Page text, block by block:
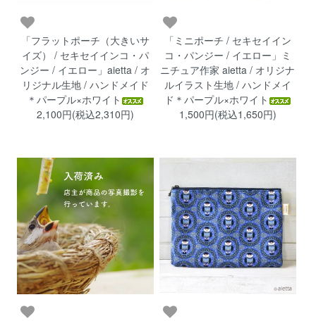
「フラットポーチ（大きいサ
イズ） / セキセイインコ・パ
ンジー / イエロー」aietta / オ
リジナル生地 / ハンドメイド
＊パープル×ホワイト
2,100円(税込2,310円)
「ミニポーチ / セキセイイン
コ・パンジー / イエロー」ミ
ニチュア作家 aietta / オリジナ
ルイラスト生地 / ハンドメイ
ド＊パープル×ホワイト
1,500円(税込1,650円)